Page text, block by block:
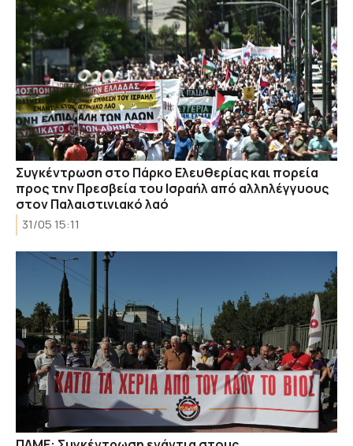
Συγκέντρωση στο Πάρκο Ελευθερίας και πορεία
προς την Πρεσβεία του Ισραήλ από αλληλέγγυους
στον Παλαιστινιακό λαό
31/05 15:11